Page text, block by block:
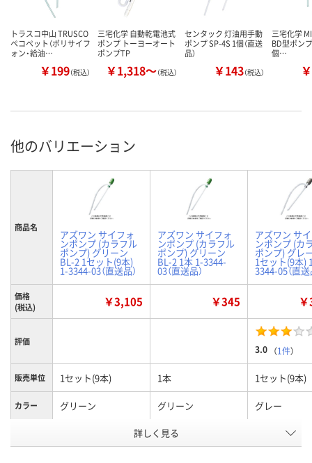
トラスコ中山 TRUSCO
ペコペット（ポリサイフ
ォン・給油…
￥199（税込）
三宅化学 自動乾電池式
ポンプ トーヨーオート
ポンプTP
￥1,318～（税込）
センタック 灯油用手動
ポンプ SP-4S 1個（直送
品）
￥143（税込）
三宅化学
BD型ポン
個…
他のバリエーション
商品名
アズワン サイフォ
ンポンプ (カラフル
ポンプ) グリーン
BL-2 1セット(9本)
1-3344-03（直送品）
アズワン サイフォ
ンポンプ (カラフル
ポンプ) グリーン
BL-2 1本 1-3344-
03（直送品）
アズワン サ
ンポンプ (カ
ポンプ) グレ
1セット(9本)
3344-05（直送
価格
(税込)
￥3,105 ￥345
評価
3.0 （1件）
販売単位 1セット(9本) 1本 1セット(9本)
カラー グリーン グリーン グレー
H861163 JP88867
詳しく見る